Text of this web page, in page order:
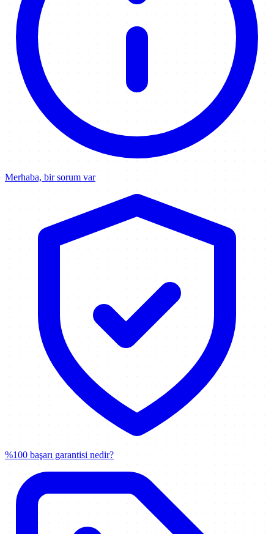
Merhaba, bir sorum var
%100 başarı garantisi nedir?